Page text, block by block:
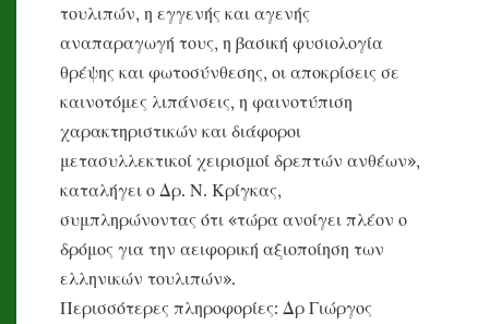
τουλιπών, η εγγενής και αγενής
αναπαραγωγή τους, η βασική φυσιολογία
θρέψης και φωτοσύνθεσης, οι αποκρίσεις σε
καινοτόμες λιπάνσεις, η φαινοτύπιση
χαρακτηριστικών και διάφοροι
μετασυλλεκτικοί χειρισμοί δρεπτών ανθέων»,
καταλήγει ο Δρ. Ν. Κρίγκας,
συμπληρώνοντας ότι «τώρα ανοίγει πλέον ο
δρόμος για την αειφορική αξιοποίηση των
ελληνικών τουλιπών».
Περισσότερες πληροφορίες: Δρ Γιώργος